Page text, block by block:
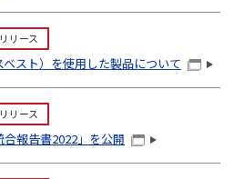
リース
スト）を使用した製品について
リース
合報告書2022」を公開